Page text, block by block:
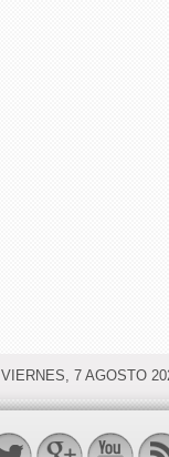
VIERNES, 7 AGOSTO